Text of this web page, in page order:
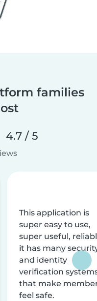
families
4.7 / 5
This application is
super easy to use,
super useful,
it has many
and identity
verification
that make
feel safe.